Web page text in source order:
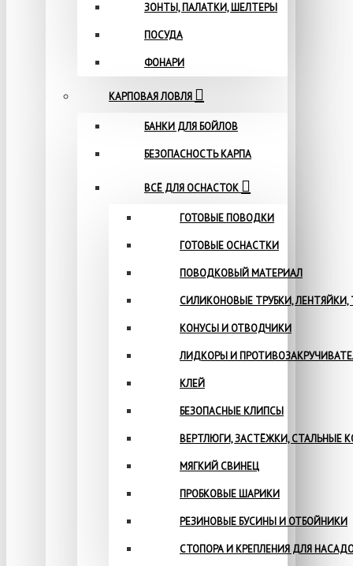
ЗОНТЫ, ПАЛАТКИ, ШЕЛТЕРЫ
ПОСУДА
ФОНАРИ
КАРПОВАЯ ЛОВЛЯ
БАНКИ ДЛЯ БОЙЛОВ
БЕЗОПАСНОСТЬ КАРПА
ВСЁ ДЛЯ ОСНАСТОК
ГОТОВЫЕ ПОВОДКИ
ГОТОВЫЕ ОСНАСТКИ
ПОВОДКОВЫЙ МАТЕРИАЛ
СИЛИКОНОВЫЕ ТРУБКИ,
КОНУСЫ И ОТВОДЧИКИ
ЛИДКОРЫ И
КЛЕЙ
БЕЗОПАСНЫЕ КЛИПСЫ
ВЕРТЛЮГИ, ЗАСТЁЖКИ, СТАЛЬНЫЕ
МЯГКИЙ СВИНЕЦ
ПРОБКОВЫЕ ШАРИКИ
РЕЗИНОВЫЕ БУСИНЫ И ОТБОЙНИКИ
СТОПОРА И КРЕПЛЕНИЯ ДЛЯ